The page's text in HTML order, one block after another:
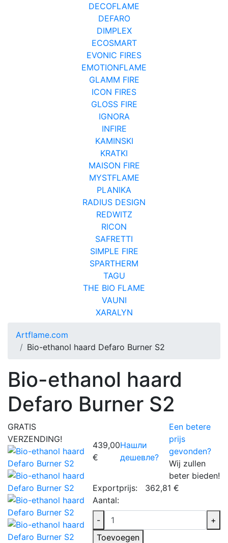
DECOFLAME
DEFARO
DIMPLEX
ECOSMART
EVONIC FIRES
EMOTIONFLAME
GLAMM FIRE
ICON FIRES
GLOSS FIRE
IGNORA
INFIRE
KAMINSKI
KRATKI
MAISON FIRE
MYSTFLAME
PLANIKA
RADIUS DESIGN
REDWITZ
RICON
SAFRETTI
SIMPLE FIRE
SPARTHERM
TAGU
THE BIO FLAME
VAUNI
XARALYN
Artflame.com
Bio-ethanol haard Defaro Burner S2
Bio-ethanol haard
Defaro Burner S2
GRATIS
VERZENDING!
439,00
€
Нашли
дешевле?
Een betere
prijs
gevonden?
Wij zullen
beter bieden!
Exportprijs:
362,81 €
Aantal:
-
+
Toevoegen